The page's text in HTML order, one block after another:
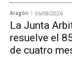
Aragón 06/08/2026
La Junta
resuelve el
de cuatro